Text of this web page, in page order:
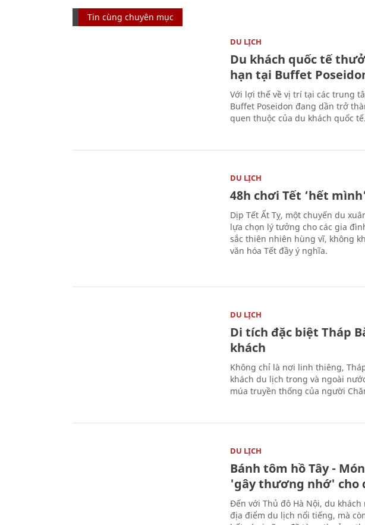
Tin cùng chuyên mục
DU LỊCH
Du khách quốc tế
hạn tại Buffet
Với lợi thế về vị trí tại các trung
Buffet Poseidon đang dần trở
quen thuộc của du khách quốc tế.
DU LỊCH
48h chơi Tết ‘hết
Dịp Tết Ất Tỵ, một chuyến du
lựa chọn lý tưởng cho các gia
sắc thiên nhiên hùng vĩ, không
văn hóa Tết đầy ý nghĩa.
DU LỊCH
Di tích đặc biệt Tháp
khách
Không chỉ là nơi linh thiêng,
khách du lịch trong và ngoài
múa truyền thống của người
DU LỊCH
Bánh tôm hồ Tây -
'gây thương nhớ' cho
Đến với Thủ đô Hà Nội, du
địa điểm du lịch nổi tiếng, mà